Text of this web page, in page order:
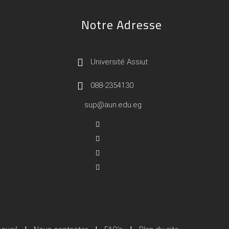
Notre Adresse
Université Assiut
088-2354130
sup@aun.edu.eg